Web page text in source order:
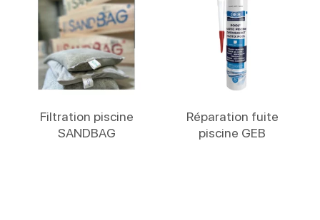
Filtration piscine
SANDBAG
Réparation fuite
piscine GEB